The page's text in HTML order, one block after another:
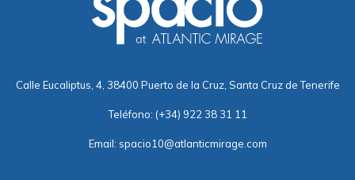
Calle Eucaliptus, 4, 38400 Puerto de la Cruz, Santa Cruz de Tenerife
Teléfono: (+34) 922 38 31 11
Email: spacio10@atlanticmirage.com